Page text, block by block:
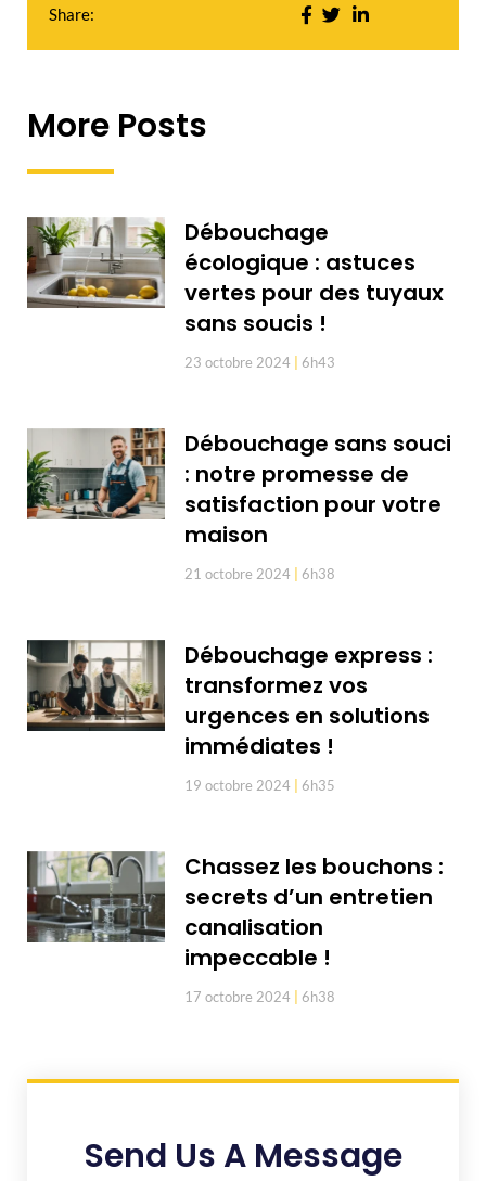
Share:
More Posts
Débouchage
écologique : astuces
vertes pour des tuyaux
sans soucis !
23 octobre 2024 6h43
Débouchage sans souci
: notre promesse de
satisfaction pour votre
maison
21 octobre 2024 6h38
Débouchage express :
transformez vos
urgences en solutions
immédiates !
19 octobre 2024 6h35
Chassez les bouchons :
secrets d’un entretien
canalisation
impeccable !
17 octobre 2024 6h38
Send Us A Message